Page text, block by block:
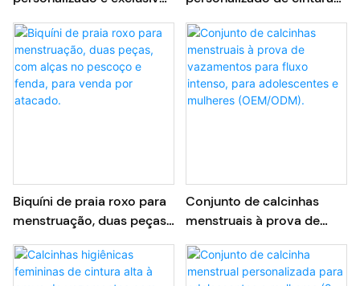
recorte vazado para
adolescentes.
impermeável e de
secagem rápida
Biquíni de praia roxo para
menstruação, duas peças,
fenda, para venda por
atacado.
Conjunto de calcinhas
menstruais à prova de
intenso, para adolescentes
e mulheres (OEM/ODM).